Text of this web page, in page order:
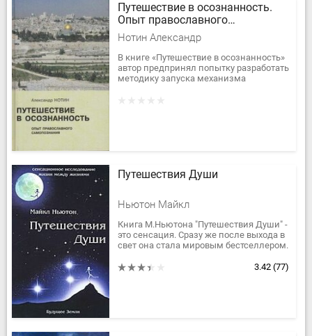
Путешествие в осознанность.
Опыт православного
самопознания
Нотин Александр
В книге «Путешествие в осознанность»
автор предпринял попытку разработать
методику запуска механизма
Путешествия Души
Ньютон Майкл
Книга М.Ньютона "Путешествия Души" -
это сенсация. Сразу же после выхода в
свет она стала мировым бестселлером.
людей впервые стала...
3.42 (77)